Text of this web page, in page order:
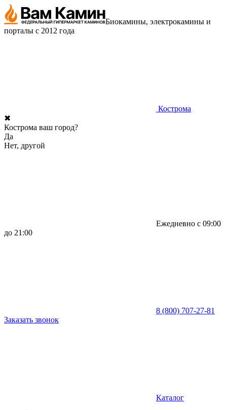
Биокамины, электрокамины и
порталы с 2012 года
Кострома
✖
Кострома ваш город?
Да
Нет, другой
Ежедневно с 09:00
до 21:00
8 (800) 707-27-81
Заказать звонок
Каталог